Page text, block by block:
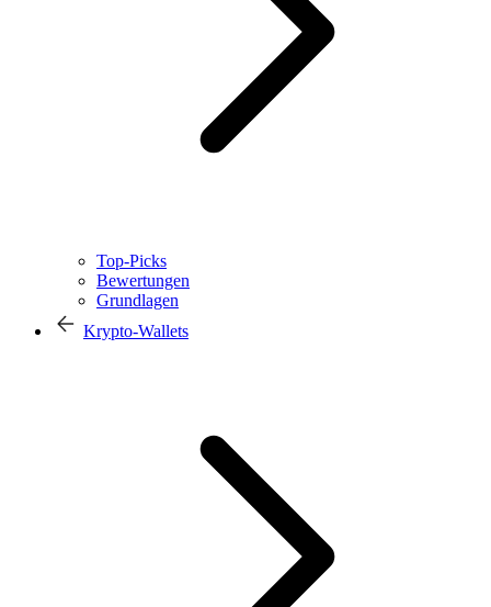
Top-Picks
Bewertungen
Grundlagen
Krypto-Wallets